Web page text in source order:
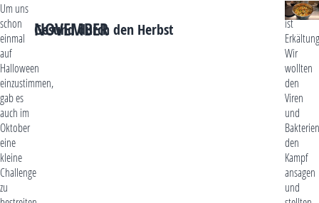
Um uns
schon
einmal
auf
Halloween
einzustimmen,
gab es
auch im
Oktober
eine
kleine
Challenge
zu
NOVEMBER
Gesund durch den Herbst
ist
Wir
wollten
den
Viren
und
Bakterien
den
Kampf
ansagen
und